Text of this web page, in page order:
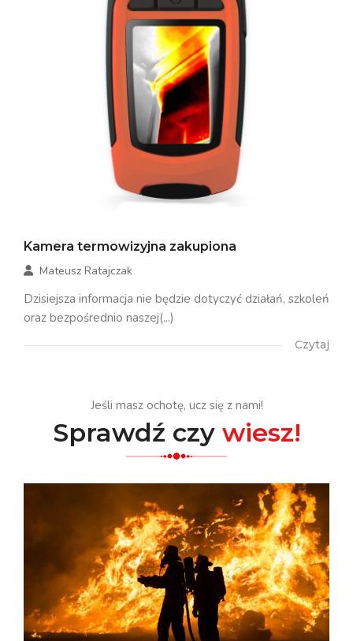
Kamera termowizyjna zakupiona
Mateusz Ratajczak
Dzisiejsza informacja nie będzie dotyczyć działań, szkoleń
oraz bezpośrednio naszej(...)
Czytaj
Jeśli masz ochotę, ucz się z nami!
Sprawdź czy wiesz!